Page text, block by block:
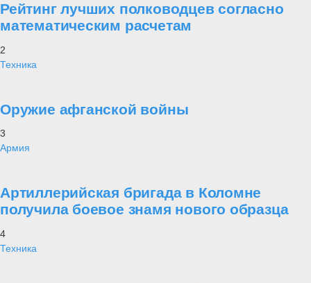
Рейтинг лучших полководцев согласно
математическим расчетам
2
Техника
Оружие афганской войны
3
Армия
Артиллерийская бригада в Коломне
получила боевое знамя нового образца
4
Техника